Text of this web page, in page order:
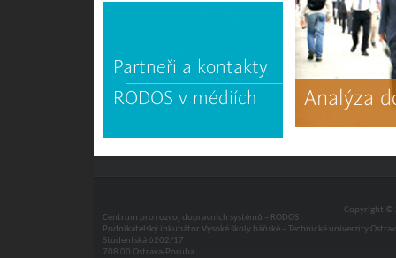
Partneři a kontakty
RODOS v médiích
Analýza
Centrum pro rozvoj dopravních systémů – RODOS
Podnikatelský inkubátor Vysoké školy báňské – Technické univerzity
Studentská 6202/17
708 00 Ostrava-Poruba
Copyright ©